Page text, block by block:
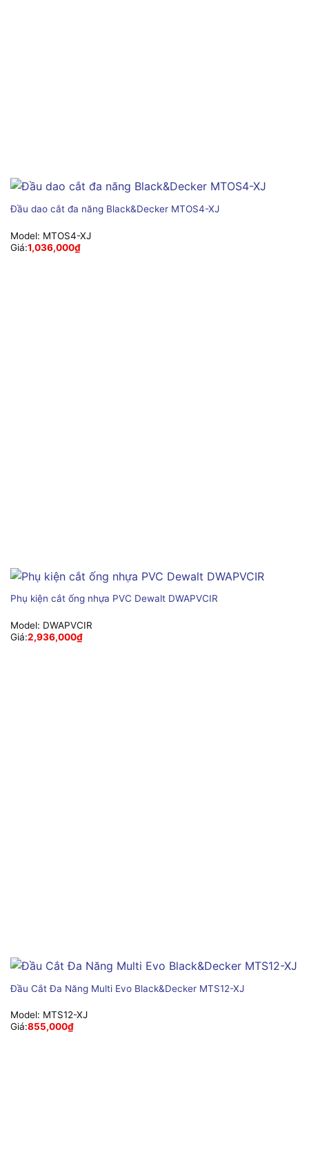
Đầu dao cắt đa năng Black&Decker MTOS4-XJ
Model: MTOS4-XJ
Giá:1,036,000₫
Phụ kiện cắt ống nhựa PVC Dewalt DWAPVCIR
Model: DWAPVCIR
Giá:2,936,000₫
Đầu Cắt Đa Năng Multi Evo Black&Decker MTS12-XJ
Model: MTS12-XJ
Giá:855,000₫